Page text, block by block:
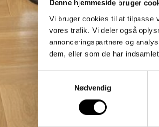
Denne hjemmeside bruger
Vi bruger cookies til at tilpasse
vores trafik. Vi deler også
annonceringspartnere og
dem, eller som de har
Nødvendig